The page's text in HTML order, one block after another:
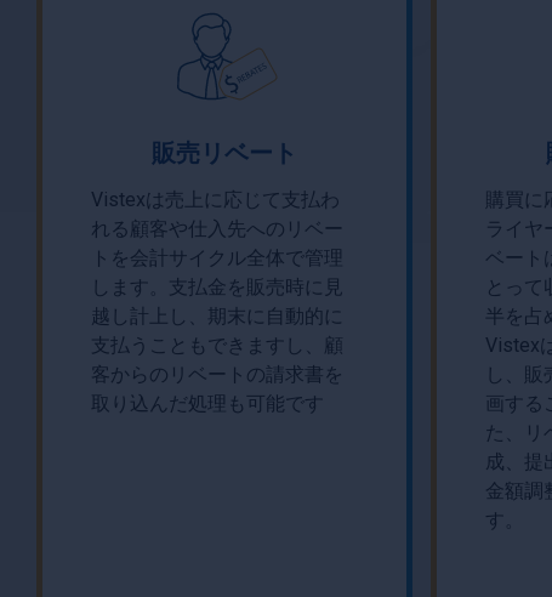
販売リベート
Vistexは売上に応じて支払わ
れる顧客や仕入先へのリベー
トを会計サイクル全体で管理
します。支払金を販売時に見
越し計上し、期末に自動的に
支払うこともできますし、顧
客からのリベートの請求書を
取り込んだ処理も可能です
購買
ライヤ
ベート
とって
半を占
Vistex
し、販
画する
た、リ
成、提
金額調
す。